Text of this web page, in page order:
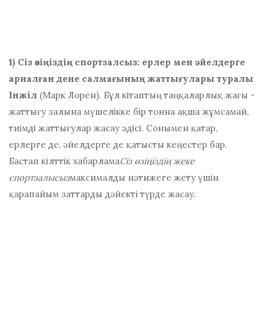
1) Сіз өзіңіздің спортзалсыз: ерлер мен әйелдерге
арналған дене салмағының жаттығулары туралы
Інжіл (Марк Лорен). Бұл кітаптың таңқаларлық жағы -
жаттығу залына мүшелікке бір тонна ақша жұмсамай,
тиімді жаттығулар жасау әдісі. Сонымен қатар,
ерлерге де, әйелдерге де қатысты кеңестер бар.
Бастап кілттік хабарламаСіз өзіңіздің жеке
спортзалысызмаксималды нәтижеге жету үшін
қарапайым заттарды дәйекті түрде жасау.